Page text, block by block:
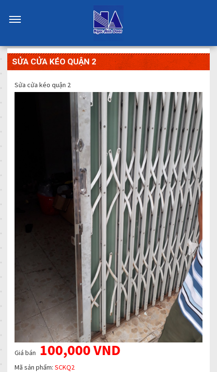
SỬA CỬA KÉO QUẬN 2
Sửa cửa kéo quận 2
Giá bán 100,000 VND
Mã sản phẩm: SCKQ2